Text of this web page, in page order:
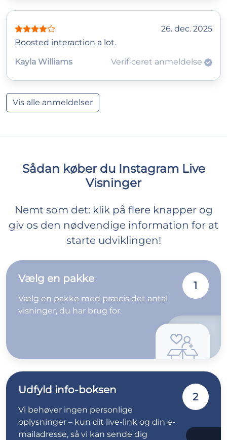
26. dec. 2025
Boosted interaction a lot.
Kayla Williams
Verificeret anmeldelse
Vis alle anmeldelser
Sådan køber du Instagram Live
Visninger
Nemt som det: klik på flere knapper og
giv os den nødvendige information for at
starte udviklingen!
Vælg en pakke
Vælg en pakke med præcis det antal
visninger, du har brug for.
1
Udfyld info-boksen
Vi behøver ingen personlige
oplysninger – kun dit live-link og din e-
mailadresse, så vi kan sende dig
2